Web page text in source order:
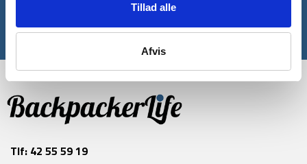
Tillad alle
Afvis
Tlf: 42 55 59 19